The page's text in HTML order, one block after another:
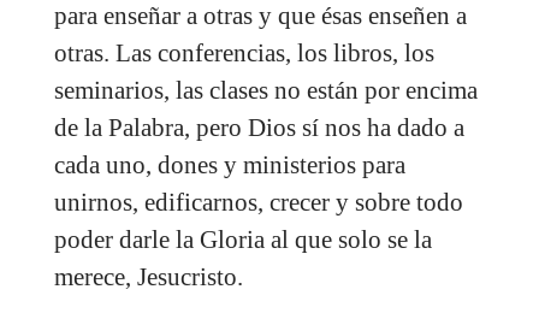
para enseñar a otras y que ésas enseñen a
otras. Las conferencias, los libros, los
seminarios, las clases no están por encima
de la Palabra, pero Dios sí nos ha dado a
cada uno, dones y ministerios para
unirnos, edificarnos, crecer y sobre todo
poder darle la Gloria al que solo se la
merece, Jesucristo.